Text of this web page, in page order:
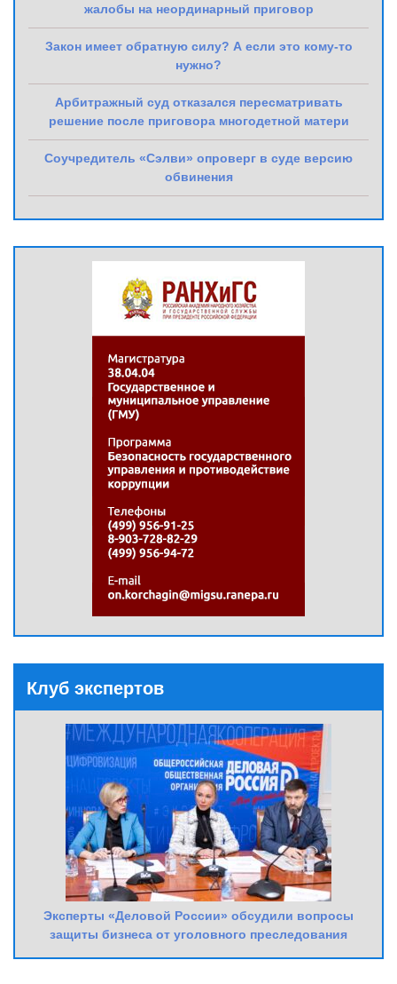
жалобы на неординарный приговор
Закон имеет обратную силу? А если это кому-то
нужно?
Арбитражный суд отказался пересматривать
решение после приговора многодетной матери
Соучредитель «Сэлви» опроверг в суде версию
обвинения
Клуб экспертов
Эксперты «Деловой России» обсудили вопросы
защиты бизнеса от уголовного преследования